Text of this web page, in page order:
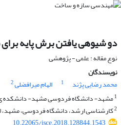
دو شیوه‎ی یافتن برش پایه‎ برای طرح خمیری قاب ها
نوع مقاله : علمی - پژوهشی
نویسندگان
محمد رضایی پژند
1 الهام میرافضلی2
1مشهد- دانشگاه فردوسی مشهد- دانشکده
2کارشناسی ارشد، دانشگاه فردوسی، مشهد،